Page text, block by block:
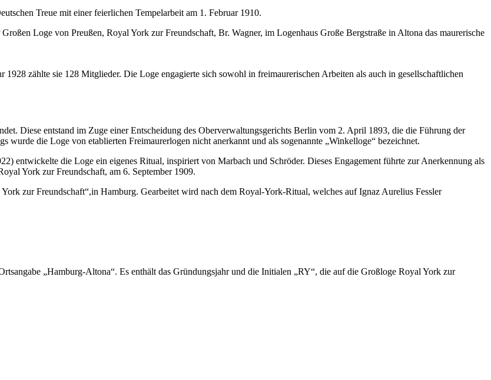
Treue mit einer feierlichen Tempelarbeit am 1. Februar 1910.
Loge von Preußen, Royal York zur Freundschaft, Br. Wagner, im Logenhaus Große Bergstraße in Altona das maurerische
zählte sie 128 Mitglieder. Die Loge engagierte sich sowohl in freimaurerischen Arbeiten als auch in gesellschaftlichen
Diese entstand im Zuge einer Entscheidung des Oberverwaltungsgerichts Berlin vom 2. April 1893, die die Führung der
wurde die Loge von etablierten Freimaurerlogen nicht anerkannt und als sogenannte „Winkelloge“ bezeichnet.
entwickelte die Loge ein eigenes Ritual, inspiriert von Marbach und Schröder. Dieses Engagement führte zur Anerkennung als
York zur Freundschaft, am 6. September 1909.
zur Freundschaft“,in Hamburg. Gearbeitet wird nach dem Royal-York-Ritual, welches auf Ignaz Aurelius Fessler
„Hamburg-Altona“. Es enthält das Gründungsjahr und die Initialen „RY“, die auf die Großloge Royal York zur